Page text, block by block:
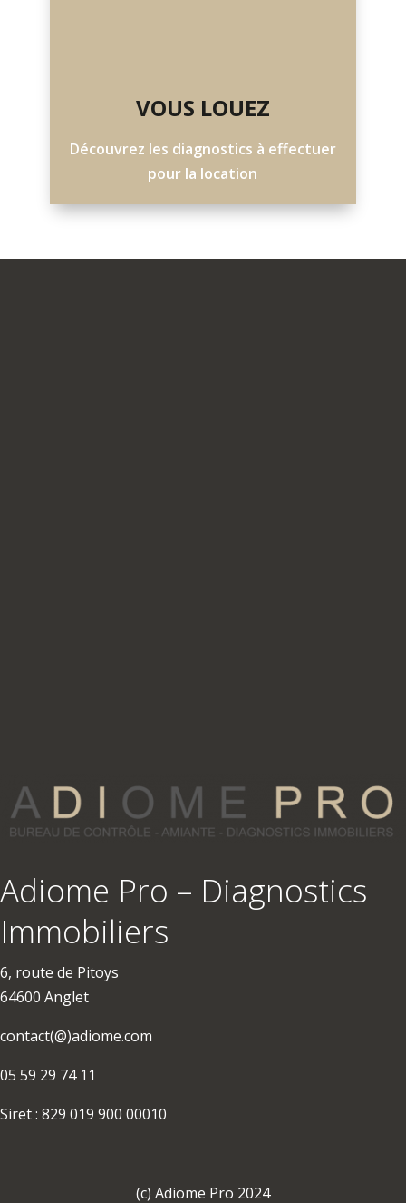
VOUS LOUEZ
Découvrez les diagnostics à effectuer
pour la location
Adiome Pro – Diagnostics
Immobiliers
6, route de Pitoys
64600 Anglet
contact(@)adiome.com
05 59 29 74 11
Siret : 829 019 900 00010
(c) Adiome Pro 2024